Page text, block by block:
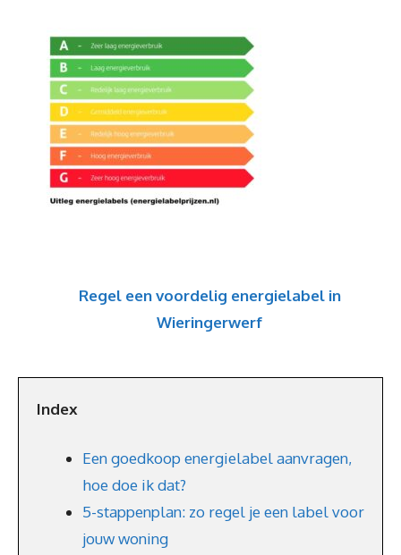
Regel een voordelig energielabel in
Wieringerwerf
Index
Een goedkoop energielabel aanvragen,
hoe doe ik dat?
5-stappenplan: zo regel je een label voor
jouw woning